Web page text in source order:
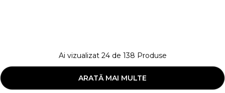
Ai vizualizat 24de 138 Produse
ARATĂ MAI MULTE